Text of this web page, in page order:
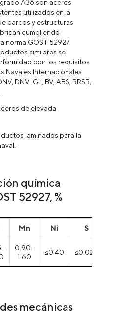
A36 son aceros
utilizados en la
barcos y estructuras
cumpliendo
norma GOST 52927.
similares se
con los requisitos
Navales Internacionales
DNV-GL, BV, ABS, RRSR,
de elevada
laminados para la
química
52927, %
Mn Ni S
0.90-
1.60
≤0.40 ≤0.025
mecánicas